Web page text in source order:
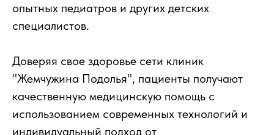
опытных педиатров и других детских
специалистов.
Доверяя свое здоровье сети клиник
"Жемчужина Подолья", пациенты получают
качественную медицинскую помощь с
использованием современных технологий и
индивидуальный подход от